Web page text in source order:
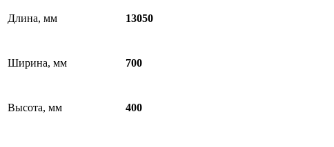
Длина, мм 13050
Ширина, мм 700
Высота, мм 400